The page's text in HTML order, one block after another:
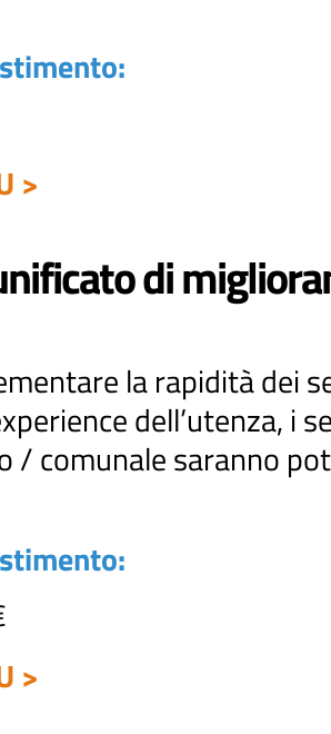
>
di
la rapidità dei
dell’utenza, i
/ comunale saranno
>